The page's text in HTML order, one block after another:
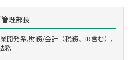
理部長
開発系,財務/会計（税務、IR含む）,
務